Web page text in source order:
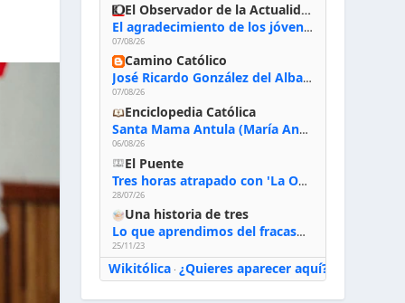
El Observador de la Actualidad
El agradecimiento de los jóvenes al Papa: «Hoy nos sentimos Iglesia»
07/08/26
Camino Católico
José Ricardo González del Alba, artista sacro: «Yo oro, hablo con Dios, le pido al Espíritu Santo su inspiración y siempre pinto rezando el rosario para que sea Él quien actúe a través de mis manos»
07/08/26
Enciclopedia Católica
Santa Mama Antula (María Antonia de Paz y Figueroa)
06/08/26
El Puente
Tres horas atrapado con 'La Odisea' de Nolan
28/07/26
Una historia de tres
Lo que aprendimos del fracaso al emprender
25/11/23
Wikitólica· ¿Quieres aparecer aquí?